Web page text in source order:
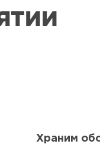
Храним